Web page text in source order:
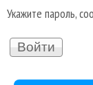
Укажите пароль,